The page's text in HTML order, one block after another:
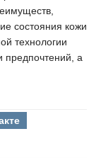
состояния кожи
технологии
предпочтений, а